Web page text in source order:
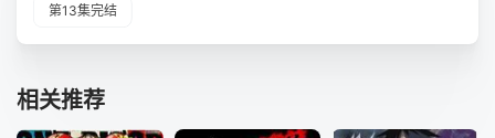
第13集完结
相关推荐